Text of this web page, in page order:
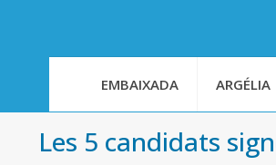
EMBAIXADA ARGÉLIA
Les 5 candidats